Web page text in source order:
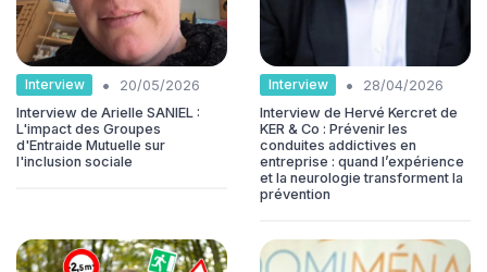
Interview •
20/05/2026
Interview de Arielle SANIEL :
L'impact des Groupes
d'Entraide Mutuelle sur
l'inclusion sociale
Interview •
28/04/2026
Interview de Hervé Kercret de
KER & Co : Prévenir les
conduites addictives en
entreprise : quand l’expérience
et la neurologie transforment la
prévention